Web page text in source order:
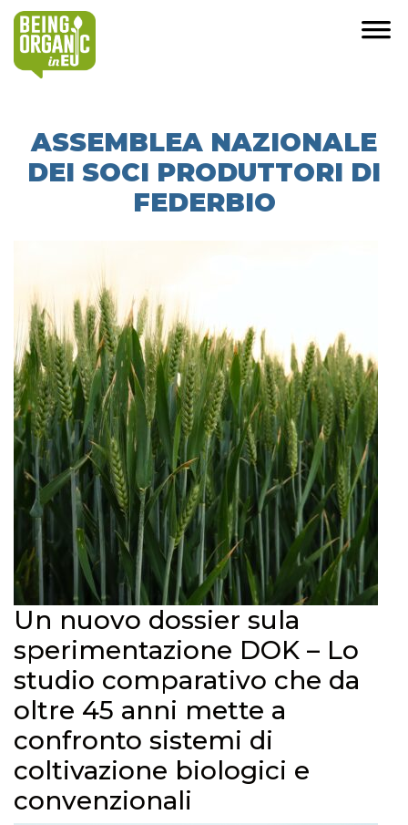
ASSEMBLEA NAZIONALE
DEI SOCI PRODUTTORI DI
FEDERBIO
Un nuovo dossier sula
sperimentazione DOK – Lo
studio comparativo che da
oltre 45 anni mette a
confronto sistemi di
coltivazione biologici e
convenzionali